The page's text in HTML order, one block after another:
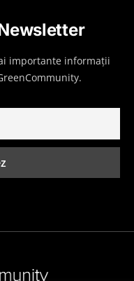
importante informații